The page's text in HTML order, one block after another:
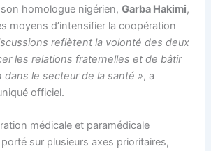
homologue nigérien,Garba Hakimi,
moyens d’intensifier la coopération
reflètent la volonté des deux
les relations fraternelles et de bâtir
dans le secteur de la santé », a
officiel.
médicale et paramédicale
sur plusieurs axes prioritaires,